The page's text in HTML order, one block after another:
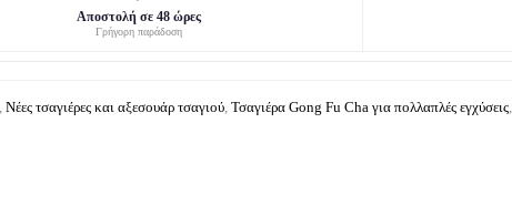
Αποστολή σε 48 ώρες
Γρήγορη παράδοση
Νέες τσαγιέρες και αξεσουάρ τσαγιού Τσαγιέρα Gong Fu Cha για πολλαπλές εγχύσεις